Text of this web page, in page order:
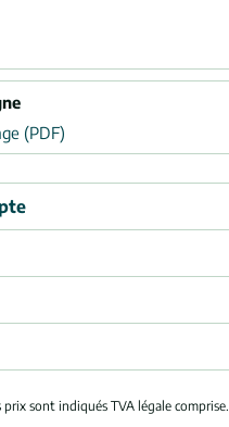
(PDF)
prix sont indiqués TVA légale comprise.